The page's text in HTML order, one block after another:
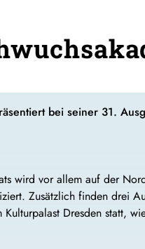
bei seiner 31.
wird vor allem auf der
Zusätzlich finden drei
Dresden statt,